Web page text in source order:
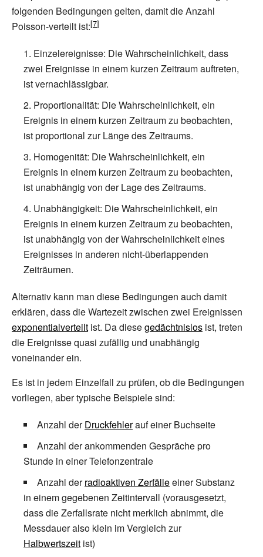
folgenden Bedingungen gelten, damit die Anzahl
Poisson-verteilt ist:
Einzelereignisse: Die Wahrscheinlichkeit, dass
zwei Ereignisse in einem kurzen Zeitraum auftreten,
ist vernachlässigbar.
Proportionalität: Die Wahrscheinlichkeit, ein
Ereignis in einem kurzen Zeitraum zu beobachten,
ist proportional zur Länge des Zeitraums.
Homogenität: Die Wahrscheinlichkeit, ein
Ereignis in einem kurzen Zeitraum zu beobachten,
ist unabhängig von der Lage des Zeitraums.
Unabhängigkeit: Die Wahrscheinlichkeit, ein
Ereignis in einem kurzen Zeitraum zu beobachten,
ist unabhängig von der Wahrscheinlichkeit eines
Ereignisses in anderen nicht-überlappenden
Zeiträumen.
Alternativ kann man diese Bedingungen auch damit
erklären, dass die Wartezeit zwischen zwei Ereignissen
exponentialverteilt ist. Da diesegedächtnislos ist, treten
die Ereignisse quasi zufällig und unabhängig
voneinander ein.
Es ist in jedem Einzelfall zu prüfen, ob die Bedingungen
vorliegen, aber typische Beispiele sind:
Anzahl derDruckfehlerauf einer Buchseite
Anzahl der ankommenden Gespräche pro
Stunde in einer Telefonzentrale
Anzahl derradioaktiven Zerfälleeiner Substanz
in einem gegebenen Zeitintervall (vorausgesetzt,
dass die Zerfallsrate nicht merklich abnimmt, die
Messdauer also klein im Vergleich zur
Halbwertszeit ist)